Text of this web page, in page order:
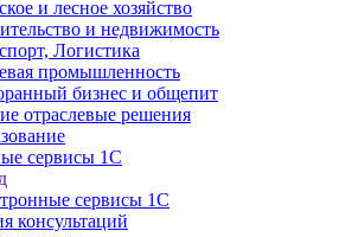
и лесное хозяйство
и недвижимость
Логистика
промышленность
бизнес и общепит
отраслевые решения
сервисы 1С
сервисы 1С
консультаций